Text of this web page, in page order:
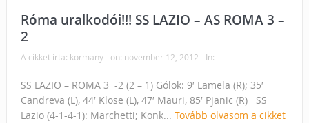
Róma uralkodói!!! SS LAZIO – AS ROMA 3 –
2
A cikket írta: kormany on: november 12, 2012 In:
SS LAZIO – ROMA 3 -2 (2 – 1) Gólok: 9′ Lamela (R); 35′
Candreva (L), 44′ Klose (L), 47′ Mauri, 85′ Pjanic (R) SS
Lazio (4-1-4-1): Marchetti; Konk... Tovább olvasom a cikket